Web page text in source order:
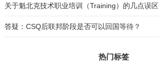
关于魁北克技术职业培训（Training）的几点误区
答疑：CSQ后联邦阶段是否可以回国等待？
热门标签